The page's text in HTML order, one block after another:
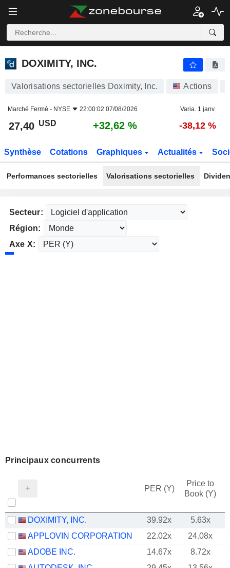
DOXIMITY, INC.
DOXIMITY, INC.
Valorisations sectorielles Doximity, Inc. Actions
Marché Fermé - NYSE 22:00:02 07/08/2026 Varia. 1 janv.
27,40 USD +32,62 % -38,12 %
Synthèse Cotations Graphiques Actualités
Performances sectorielles Valorisations sectorielles
Secteur:
Région:
Axe X:
Principaux concurrents
PER (Y)
Price to
Book (Y)
DOXIMITY, INC. 39.92x
5.63x
APPLOVIN CORPORATION
22.02x
24.08x
ADOBE INC.
14.67x
8.72x